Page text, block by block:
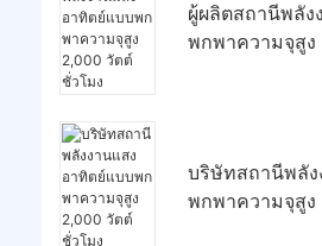
ผู้ผลิตสถานีพลัง
พกพาความจุสูง
บริษัทสถานีพลั
พกพาความจุสูง